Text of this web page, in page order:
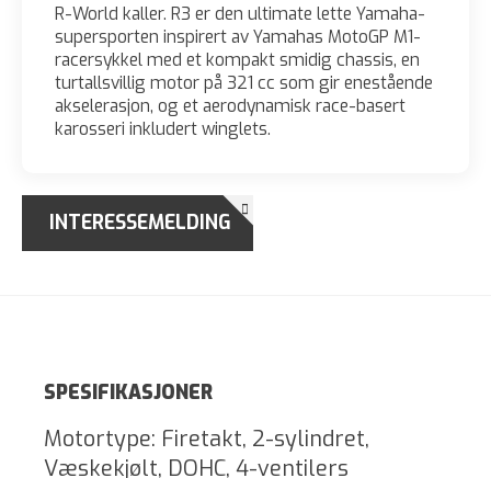
R-World kaller. R3 er den ultimate lette Yamaha-
supersporten inspirert av Yamahas MotoGP M1-
racersykkel med et kompakt smidig chassis, en
turtallsvillig motor på 321 cc som gir enestående
akselerasjon, og et aerodynamisk race-basert
karosseri inkludert winglets.
INTERESSEMELDING
SPESIFIKASJONER
Motortype: Firetakt, 2-sylindret,
Væskekjølt, DOHC, 4-ventilers